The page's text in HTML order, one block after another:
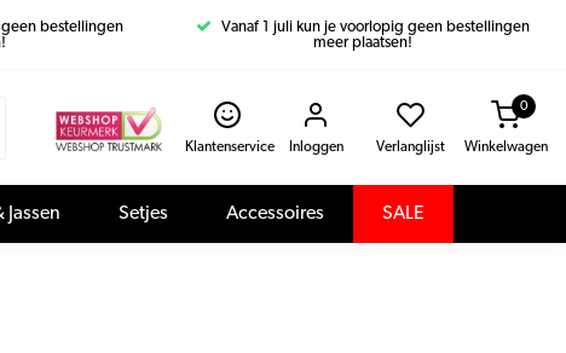
bestellingen
Vanaf 1 juli kun je voorlopig geen bestellingen
meer plaatsen!
Klantenservice Inloggen Verlanglijst Winkelwagen
0
Jassen Setjes Accessoires SALE